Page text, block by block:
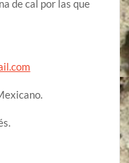
de cal por las que